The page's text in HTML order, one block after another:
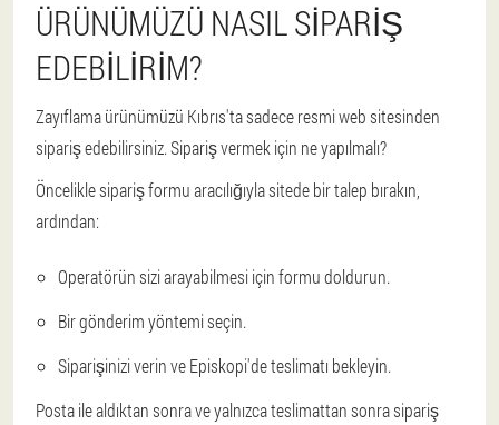
ÜRÜNÜMÜZÜ NASIL SIPARIŞ
EDEBILIRIM?
Zayıflama ürünümüzü Kıbrıs'ta sadece resmi web sitesinden
sipariş edebilirsiniz. Sipariş vermek için ne yapılmalı?
Öncelikle sipariş formu aracılığıyla sitede bir talep bırakın,
ardından:
Operatörün sizi arayabilmesi için formu doldurun.
Bir gönderim yöntemi seçin.
Siparişinizi verin ve Episkopi'de teslimatı bekleyin.
Posta ile aldıktan sonra ve yalnızca teslimattan sonra sipariş